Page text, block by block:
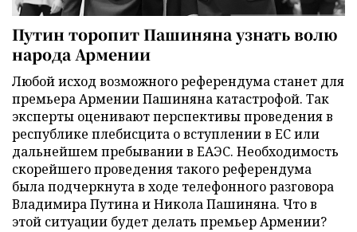
Путин торопит Пашиняна узнать волю
народа Армении
Любой исход возможного референдума станет для
премьера Армении Пашиняна катастрофой. Так
эксперты оценивают перспективы проведения в
республике плебисцита о вступлении в ЕС или
дальнейшем пребывании в ЕАЭС. Необходимость
скорейшего проведения такого референдума
была подчеркнута в ходе телефонного разговора
Владимира Путина и Никола Пашиняна. Что в
этой ситуации будет делать премьер Армении?